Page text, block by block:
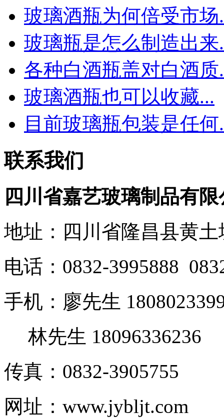
玻璃酒瓶为何倍受市场
玻璃瓶是怎么制造出来
各种白酒瓶盖对白酒质
玻璃酒瓶也可以收藏...
目前玻璃瓶包装是任何
联系我们
四川省嘉艺玻璃制品有限
地址：四川省隆昌县黄
电话：0832-3995888
手机：廖先生
林先生 18096336236
传真：0832-3905755
网址：www.jybljt.com